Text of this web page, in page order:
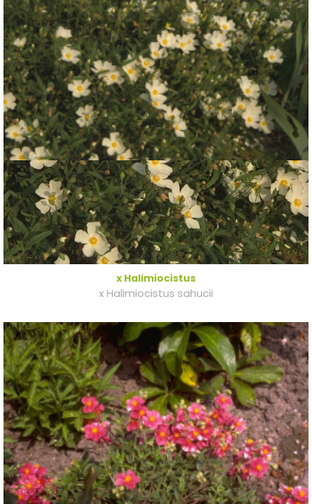
x Halimiocistus
x Halimiocistus sahucii